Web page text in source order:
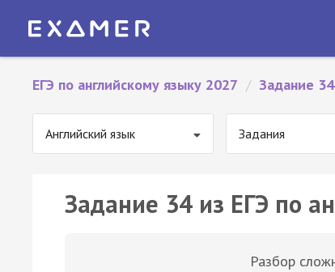
ЕГЭ по английскому языку 2027 / Задание 34
Английский язык Задания
Задание 34 из ЕГЭ по
Разбор